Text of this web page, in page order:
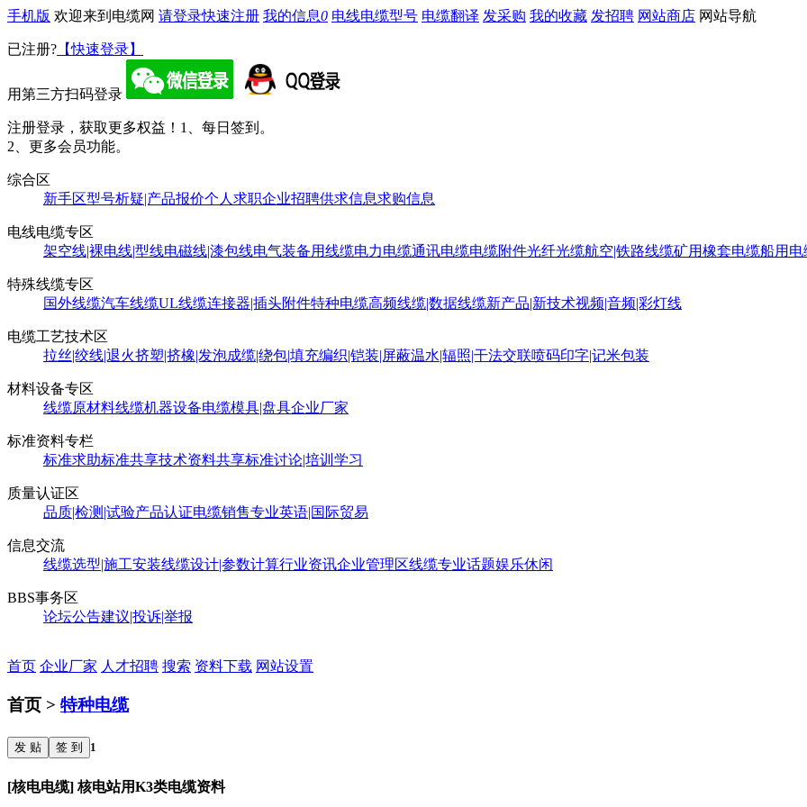
手机版 欢迎来到电缆网 请登录快速注册 我的信息0 电线电缆型号 电缆翻译 发采购 我的收藏 发招聘 网站商店 网站导航
已注册? 【快速登录】
用第三方扫码登录
注册登录，获取更多权益！ 1、每日签到。
2、更多会员功能。
综合区
新手区型号析疑|产品报价个人求职企业招聘供求信息求购信息
电线电缆专区
架空线|裸电线|型线电磁线|漆包线电气装备用线缆电力电缆通讯电缆电缆附件光纤光缆航空|铁路线缆矿用橡套电缆船用电
特殊线缆专区
国外线缆汽车线缆UL线缆连接器|插头附件特种电缆高频线缆|数据线缆新产品|新技术视频|音频|彩灯线
电缆工艺技术区
拉丝|绞线|退火挤塑|挤橡|发泡成缆|绕包|填充编织|铠装|屏蔽温水|辐照|干法交联喷码印字|记米包装
材料设备专区
线缆原材料线缆机器设备电缆模具|盘具企业厂家
标准资料专栏
标准求助标准共享技术资料共享标准讨论|培训学习
质量认证区
品质|检测|试验产品认证电缆销售专业英语|国际贸易
信息交流
线缆选型|施工安装线缆设计|参数计算行业资讯企业管理区线缆专业话题娱乐休闲
BBS事务区
论坛公告建议|投诉|举报
首页 企业厂家 人才招聘 搜索 资料下载 网站设置
首页 > 特种电缆
发 贴 签 到 1
[核电电缆] 核电站用K3类电缆资料